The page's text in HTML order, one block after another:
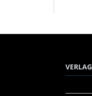
VERLAG